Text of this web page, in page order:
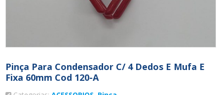
Pinça Para Condensador C/ 4 Dedos E Mufa E
Fixa 60mm Cod 120-A